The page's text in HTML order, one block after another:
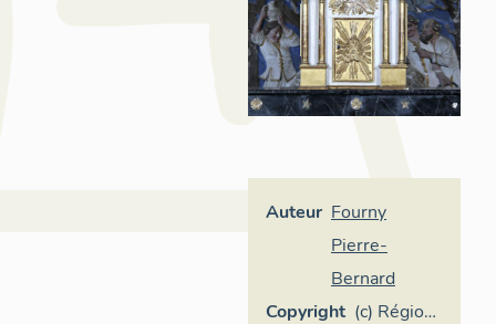
Auteur Fourny
Pierre-
Bernard
Copyright (c) Région